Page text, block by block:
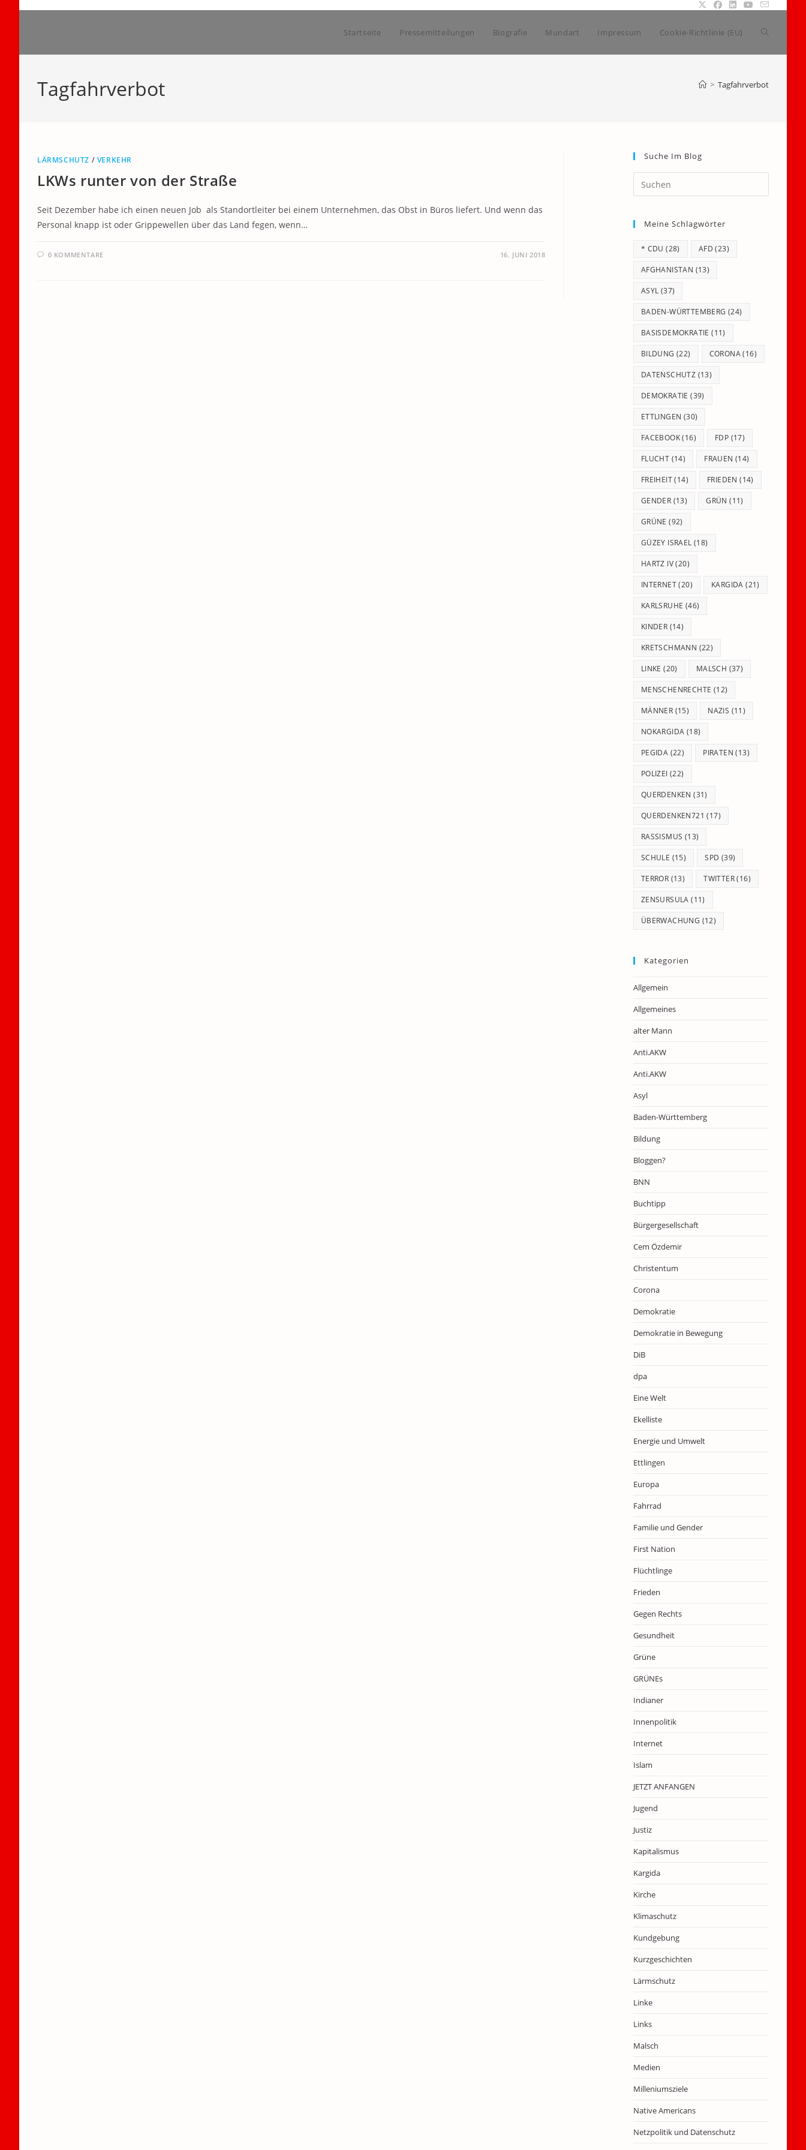
Startseite Pressemitteilungen Biografie Mundart Impressum Cookie-Richtlinie (EU) Website-
Tagfahrverbot > Tagfahrverbot
LÄRMSCHUTZ / VERKEHR
LKWs runter von der Straße
Seit Dezember habe ich einen neuen Job als Standortleiter bei einem Unternehmen, das Obst in Büros liefert. Und wenn das
Personal knapp ist oder Grippewellen über das Land fegen, wenn…
0 KOMMENTARE 16. JUNI 2018
Suche Im Blog
Escape
Meine Schlagwörter
* CDU (28) AFD (23)
AFGHANISTAN (13)
ASYL (37)
BADEN-WÜRTTEMBERG (24)
BASISDEMOKRATIE (11)
BILDUNG (22) CORONA(16)
DATENSCHUTZ (13)
DEMOKRATIE (39)
ETTLINGEN (30)
FACEBOOK(16) FDP (17)
FLUCHT (14) FRAUEN (14)
FREIHEIT(14) FRIEDEN (14)
GENDER (13) GRÜN (11)
GRÜNE (92)
GÜZEY ISRAEL (18)
HARTZ IV(20)
INTERNET(20) KARGIDA (21)
KARLSRUHE (46)
KINDER (14)
KRETSCHMANN (22)
LINKE (20) MALSCH (37)
MENSCHENRECHTE (12)
MÄNNER (15) NAZIS (11)
NOKARGIDA (18)
PEGIDA (22) PIRATEN (13)
POLIZEI (22)
QUERDENKEN (31)
QUERDENKEN721 (17)
RASSISMUS (13)
SCHULE (15) SPD (39)
TERROR (13) TWITTER(16)
ZENSURSULA (11)
ÜBERWACHUNG (12)
Kategorien
Allgemein
Allgemeines
alter Mann
Anti.AKW
Anti.AKW
Asyl
Baden-Württemberg
Bildung
Bloggen?
BNN
Buchtipp
Bürgergesellschaft
Cem Özdemir
Christentum
Corona
Demokratie
Demokratie in Bewegung
DiB
dpa
Eine Welt
Ekelliste
Energie und Umwelt
Ettlingen
Europa
Fahrrad
Familie und Gender
First Nation
Flüchtlinge
Frieden
Gegen Rechts
Gesundheit
Grüne
GRÜNEs
Indianer
Innenpolitik
Internet
Islam
JETZT ANFANGEN
Jugend
Justiz
Kapitalismus
Kargida
Kirche
Klimaschutz
Kundgebung
Kurzgeschichten
Lärmschutz
Linke
Links
Malsch
Medien
Milleniumsziele
Native Americans
Netzpolitik und Datenschutz